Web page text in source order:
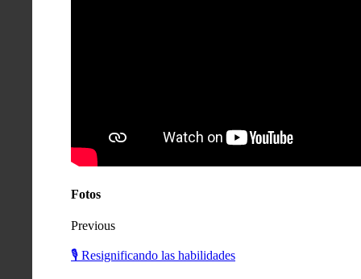
Fotos
Previous
🎙️ Resignificando las habilidades